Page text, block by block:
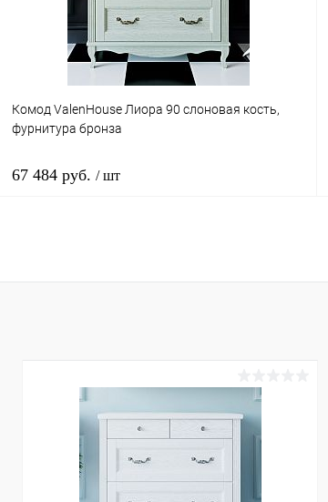
Под заказ
Комод ValenHouse Лиора 90 слоновая кость,
фурнитура бронза
67 484 руб. / шт